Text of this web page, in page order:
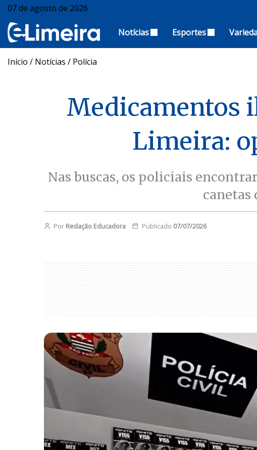
07 de agosto de 2026
Notícias Esportes
Início / Notícias / Polícia
Medicamentos
Limeira:
Nas buscas, os policiais
canetas
Por Redação Educadora Publicado 07/07/2026